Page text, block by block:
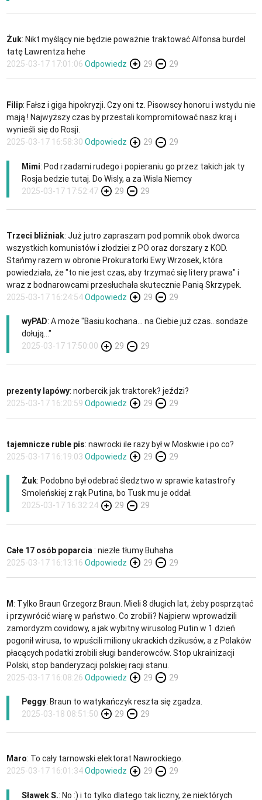
Żuk: Nikt myślący nie będzie poważnie traktować Alfonsa burdel
tatę Lawrentza hehe
2025-03-17 17:01:06 Odpowiedz 29 29
Filip: Fałsz i giga hipokryzji. Czy oni tz. Pisowscy honoru i wstydu nie
mają ! Najwyższy czas by przestali kompromitować nasz kraj i
wynieśli się do Rosji.
2025-03-17 16:58:30 Odpowiedz 29 29
Mimi: Pod rzadami rudego i popieraniu go przez takich jak ty
Rosja bedzie tutaj. Do Wisly, a za Wisla Niemcy
2025-03-17 17:52:47
29 29
Trzeci bliźniak: Już jutro zapraszam pod pomnik obok dworca
wszystkich komunistów i złodziei z PO oraz dorszary z KOD.
Stańmy razem w obronie Prokuratorki Ewy Wrzosek, która
powiedziała, że "to nie jest czas, aby trzymać się litery prawa" i
wraz z bodnarowcami przesłuchała skutecznie Panią Skrzypek.
2025-03-17 16:24:54Odpowiedz 29 29
wyPAD: A może "Basiu kochana... na Ciebie już czas.. sondaże
dołują..."
2025-03-17 17:50:00
29 29
prezenty lapówy: norbercik jak traktorek? jeździ?
2025-03-17 16:20:59 Odpowiedz 29 29
tajemnicze ruble pis: nawrocki ile razy był w Moskwie i po co?
2025-03-17 16:19:03 Odpowiedz 29 29
Żuk: Podobno był odebrać śledztwo w sprawie katastrofy
Smoleńskiej z rąk Putina, bo Tusk mu je oddał.
2025-03-17 16:32:24
29 29
Całe 17 osób poparcia : niezłe tłumy Buhaha
2025-03-17 16:13:16 Odpowiedz 29 29
M: Tylko Braun Grzegorz Braun. Mieli 8 długich lat, żeby posprzątać
i przywrócić wiarę w państwo. Co zrobili? Najpierw wprowadzili
zamordyzm covidowy, a jak wybitny wirusolog Putin w 1 dzień
pogonił wirusa, to wpuścili miliony ukrackich dzikusów, a z Polaków
płacących podatki zrobili sługi banderowców. Stop ukrainizacji
Polski, stop banderyzacji polskiej racji stanu.
2025-03-17 16:08:26 Odpowiedz 29 29
Peggy: Braun to watykańczyk reszta się zgadza.
2025-03-18 08:51:50
29 29
Maro: To cały tarnowski elektorat Nawrockiego.
2025-03-17 16:01:34Odpowiedz 29 29
Sławek S.: No :) i to tylko dlatego tak liczny, że niektórych